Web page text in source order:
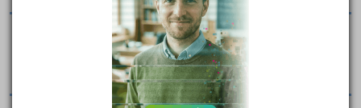
Učíme se jen od toho, koho milujeme - esej
Práce rozebírá citát od Goetha "Učíme se jen od toho,